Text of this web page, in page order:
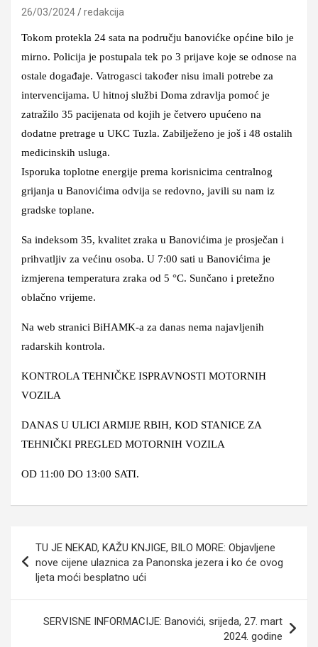
26/03/2024 redakcija
Tokom protekla 24 sata na području banovićke općine bilo je
mirno. Policija je postupala tek po 3 prijave koje se odnose na
ostale događaje. Vatrogasci također nisu imali potrebe za
intervencijama. U hitnoj službi Doma zdravlja pomoć je
zatražilo 35 pacijenata od kojih je četvero upućeno na
dodatne pretrage u UKC Tuzla. Zabilježeno je još i 48 ostalih
medicinskih usluga.
Isporuka toplotne energije prema korisnicima centralnog
grijanja u Banovićima odvija se redovno, javili su nam iz
gradske toplane.
Sa indeksom 35, kvalitet zraka u Banovićima je prosječan i
prihvatljiv za većinu osoba. U 7:00 sati u Banovićima je
izmjerena temperatura zraka od 5 °C. Sunčano i pretežno
oblačno vrijeme.
Na web stranici BiHAMK-a za danas nema najavljenih
radarskih kontrola.
KONTROLA TEHNIČKE ISPRAVNOSTI MOTORNIH
VOZILA
DANAS U ULICI ARMIJE RBIH, KOD STANICE ZA
TEHNIČKI PREGLED MOTORNIH VOZILA
OD 11:00 DO 13:00 SATI.
članaka
TU JE NEKAD, KAŽU KNJIGE, BILO MORE: Objavljene
nove cijene ulaznica za Panonska jezera i ko će ovog
ljeta moći besplatno ući
SERVISNE INFORMACIJE: Banovići, srijeda, 27. mart
2024. godine